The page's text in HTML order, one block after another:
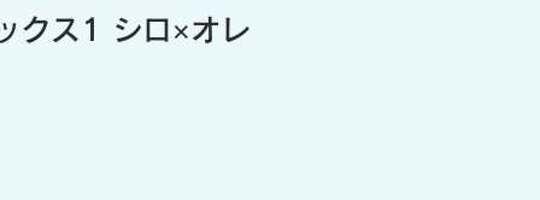
クス1 シロ×オレ